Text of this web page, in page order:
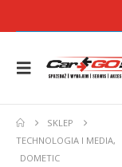
SKLEP
TECHNOLOGIA I MEDIA,
DOMETIC